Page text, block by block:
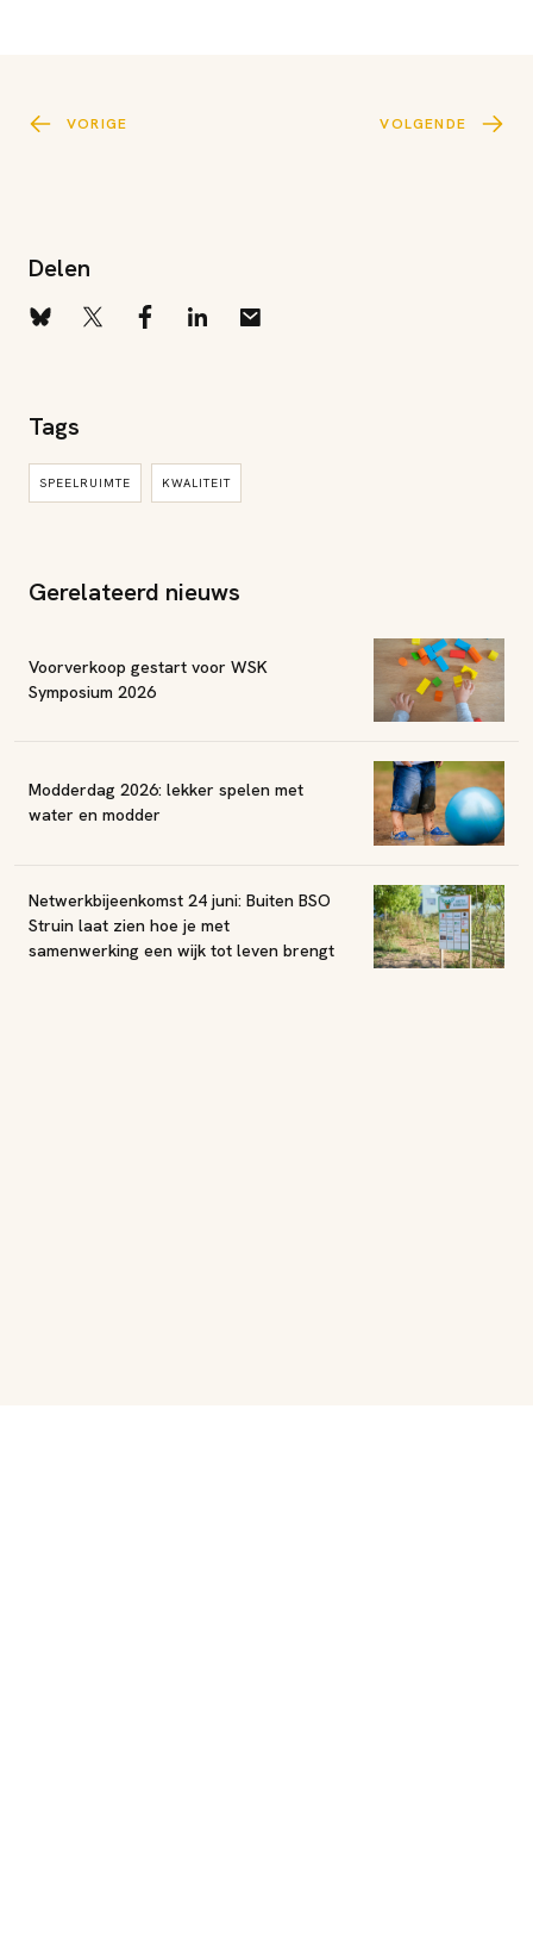
VORIGE VOLGENDE
Delen
Tags
SPEELRUIMTE KWALITEIT
Gerelateerd nieuws
Voorverkoop gestart voor WSK
Symposium 2026
Modderdag 2026: lekker spelen met
water en modder
Netwerkbijeenkomst 24 juni: Buiten BSO
Struin laat zien hoe je met
samenwerking een wijk tot leven brengt